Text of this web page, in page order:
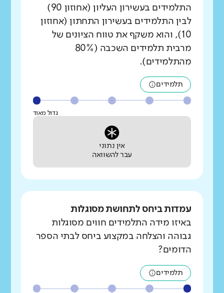
התלמידים בעשירון העליון (אחוזון 90)
לבין התלמידים בעשירון התחתון (אחוזון
10), והוא משקף את טווח הציונים של
מרבית תלמידים השכבה (80%
מהתלמידים).
תלמידים
גדול מאוד
אין נתוני
עבר להשוואה
עמדות ביחס לתחושת מסוגלות
באיזו מידה התלמידים חווים מסוגלות
גבוהה והצלחה במקצוע ביחס לבתי הספר
הדומים?
תלמידים